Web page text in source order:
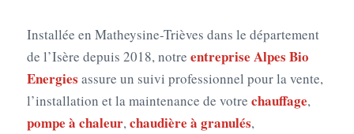
Installée en Matheysine-Trièves dans le département
de l’Isère depuis 2018, notre entreprise Alpes Bio
Energies assure un suivi professionnel pour la vente,
l’installation et la maintenance de votre chauffage,
pompe à chaleur,chaudière à granulés,